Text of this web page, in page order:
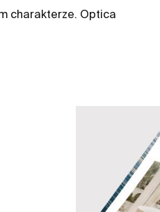
charakterze. Optica